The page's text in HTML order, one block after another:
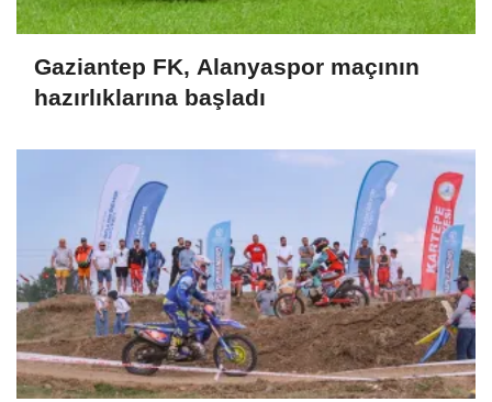
Gaziantep FK, Alanyaspor maçının
hazırlıklarına başladı